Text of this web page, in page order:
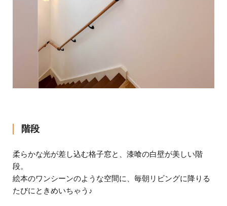
階段
柔らかな光が差し込む格子窓と、漆喰の白壁が美しい階
段。
絵本のワンシーンのような空間に、毎朝リビングに降りる
たびにときめいちゃう♪